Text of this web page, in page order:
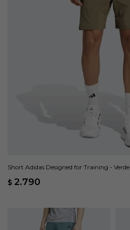
Short Adidas Designed for Training - Verde
$ 2.790